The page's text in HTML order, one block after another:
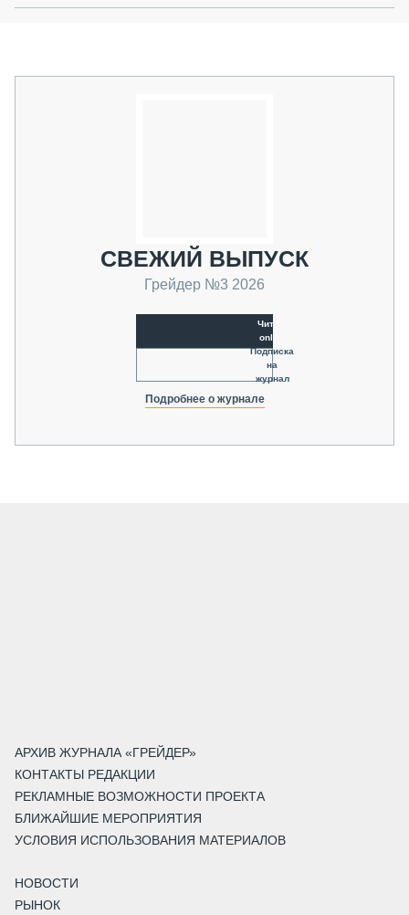
СВЕЖИЙ ВЫПУСК
Грейдер №3 2026
Читать
online
Подписка
на
журнал
Подробнее о журнале
АРХИВ ЖУРНАЛА «ГРЕЙДЕР»
КОНТАКТЫ РЕДАКЦИИ
РЕКЛАМНЫЕ ВОЗМОЖНОСТИ ПРОЕКТА
БЛИЖАЙШИЕ МЕРОПРИЯТИЯ
УСЛОВИЯ ИСПОЛЬЗОВАНИЯ МАТЕРИАЛОВ
НОВОСТИ
РЫНОК